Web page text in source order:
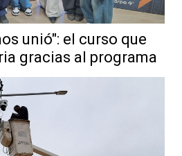
unió": el curso que
gracias al programa